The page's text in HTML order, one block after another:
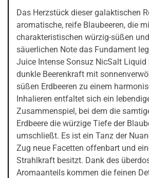
Das Herzstück dieser galaktischen
aromatische, reife Blaubeeren, die
charakteristischen würzig-süßen
säuerlichen Note das Fundament
Juice Intense Sonsuz NicSalt
dunkle Beerenkraft mit
süßen Erdbeeren zu einem
Inhalieren entfaltet sich ein
Zusammenspiel, bei dem die
Erdbeere die würzige Tiefe der
umschließt. Es ist ein Tanz der
Zug neue Facetten offenbart und
Strahlkraft besitzt. Dank des
Aromaanteils kommen die feinen